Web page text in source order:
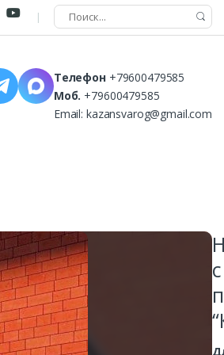
Телефон +79600479585
Моб. +79600479585
Email: kazansvarog@gmail.com